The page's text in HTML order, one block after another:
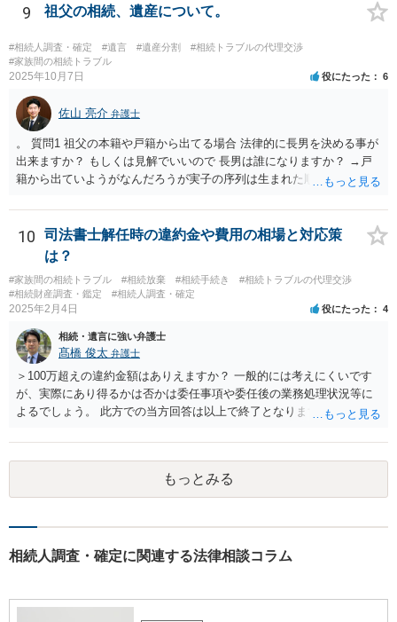
議をすることになります（必ずしも３分の１ずつにしなくても，合意
ができれば構いません。）。 今後の対応としては， ①伯母さんの相続
財産（遺産）の全容を整理する（預貯金，有価証券，不動産等の有無
を調べることになります。） ②相続財産に照らし，相続税の申告の準
備をする（税理士の先生にご相談ください。） ③遺産分割協議をする
（ご本人同士で行っても構いませんし，弁護士に相談することもよろ
しいと思います。） ことになります。
9 祖父の相続、遺産について。
#相続人調査・確定 #遺言 #遺産分割
#相続トラブルの代理交渉
#家族間の相続トラブル
2025年10月7日 役にたった 6
佐山 亮介 弁護士
。 質問1 祖父の本籍や戸籍から出てる場合 法律的に長男を決める事が
出来ますか？ もしくは見解でいいので 長男は誰になりますか？ →戸
籍から出ていようがなんだろうが実子の序列は生まれた順ですから、
書が腹違いの長男に向けてある場合 書かれてる内容が最優先にされる
のですか？ →遺書というのが、法律上の遺言の形式を守っている限り
はそのとおりです。 質問3 父が腹違いの長男に法律的に優位になれそ
うな事はありますか？ →遺言が有効な場合、優位に立つことはできま
せんが、お祖父様が認知症であるなどの「遺言が作れないはずの事
情」があるならば①遺言無効確認の訴えを起こすのは一つの手です。
問4 相続トラブルの代理交渉は可能でしょうか。 →一般論としては可
能ですが、お伺いする内容ですとお祖父様が亡くなられた後に動くこ
とになるでしょう。
10
司法書士解任時の違約金や費用の相場と対応策
は？
#家族間の相続トラブル #相続放棄 #相続手続き
#相続トラブルの代理交渉
#相続財産調査・鑑定
#相続人調査・確定
2025年2月4日 役にたった 4
相続・遺言に強い弁護士
髙橋 俊太 弁護士
＞100万超えの違約金額はありえますか？ 一般的には考えにくいです
が、実際にあり得るかは否かは委任事項や委任後の業務処理状況等に
よるでしょう。 此方での当方回答は以上で終了となりますが、参考に
もっとみる
相続人調査・確定に関連する法律相談コラム